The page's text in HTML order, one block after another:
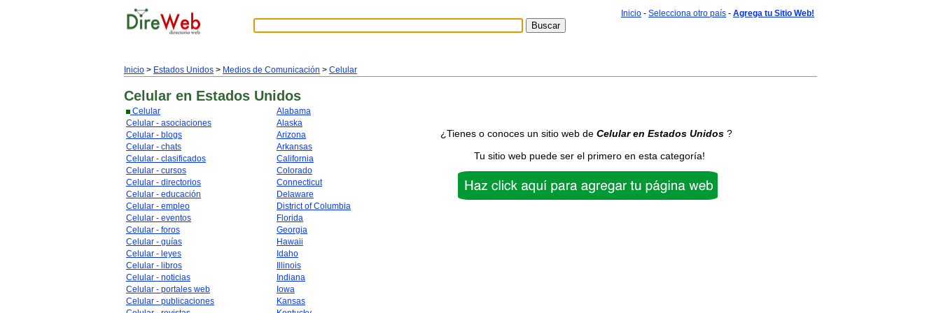
Inicio - Selecciona otro país - Agrega tu Sitio Web!
Inicio > Estados Unidos > Medios de Comunicación > Celular
Celular en Estados Unidos
Celular
Celular - asociaciones
Celular - blogs
Celular - chats
Celular - clasificados
Celular - cursos
Celular - directorios
Celular - educación
Celular - empleo
Celular - eventos
Celular - foros
Celular - guías
Celular - leyes
Celular - libros
Celular - noticias
Celular - portales web
Celular - publicaciones
Alabama
Alaska
Arizona
Arkansas
California
Colorado
Connecticut
Delaware
District of Columbia
Florida
Georgia
Hawaii
Idaho
Illinois
Indiana
Iowa
Kansas
¿Tienes o conoces un sitio web de Celular en Estados Unidos ?
Tu sitio web puede ser el primero en esta categoría!